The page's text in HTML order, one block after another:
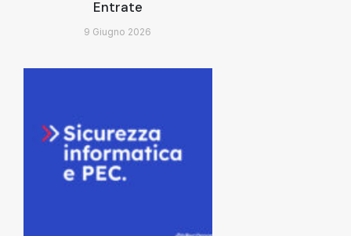
Entrate
9 Giugno 2026